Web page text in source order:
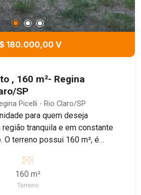
180.000,00 V
, 160 m²- Regina
SP
Picelli - Rio Claro/SP
para quem deseja
região tranquila e em constante
é
para iniciar sua obra.
Regina Picelli, o
ótima região, com fácil
160 m²
Terreno